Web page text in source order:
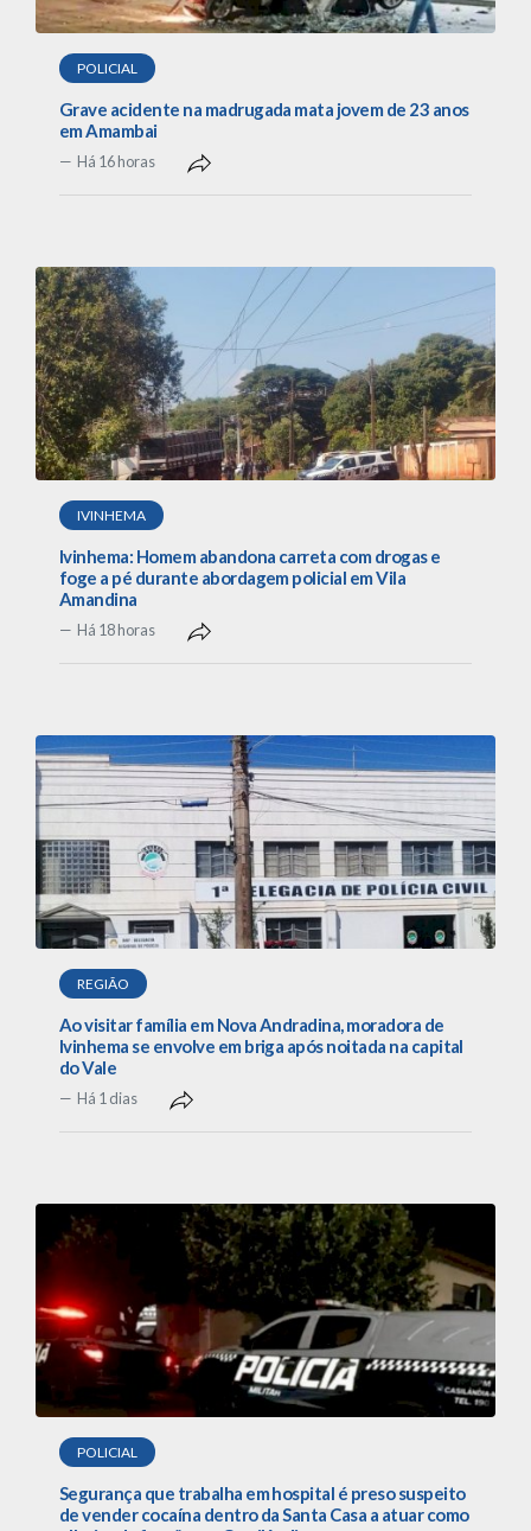
POLICIAL
Grave acidente na madrugada mata jovem de 23 anos
em Amambai
Há 16 horas
IVINHEMA
Ivinhema: Homem abandona carreta com drogas e
foge a pé durante abordagem policial em Vila
Amandina
Há 18 horas
REGIÃO
Ao visitar família em Nova Andradina, moradora de
Ivinhema se envolve em briga após noitada na capital
do Vale
Há 1 dias
POLICIAL
Segurança que trabalha em hospital é preso suspeito
de vender cocaína dentro da Santa Casa a atuar como